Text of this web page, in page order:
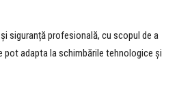
siguranță profesională, cu scopul de a
pot adapta la schimbările tehnologice și